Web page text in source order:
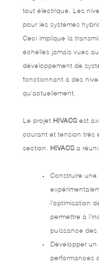
tout électrique. Les
pour les systèmes
Ceci implique la
échelles jamais vues
développement de
fonctionnant à des
qu’actuellement.
Le projet HIVACSest
courant et tension très
section. HIVACSa réuni
Construire une
l’optimisation
permettre à
puissance des
Développer
performances